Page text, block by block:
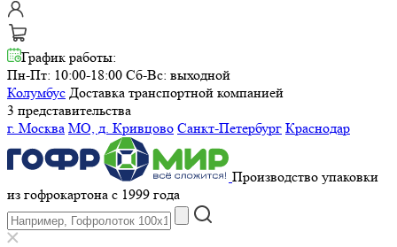
График работы:
Пн-Пт: 10:00-18:00 Сб-Вс: выходной
Колумбус Доставка транспортной компанией
3 представительства
г. Москва МО, д. Кривцово Санкт-Петербург Краснодар
Производство упаковки
из гофрокартона с 1999 года